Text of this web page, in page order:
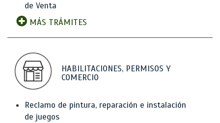
de Venta
MÁS TRÁMITES
HABILITACIONES, PERMISOS Y
COMERCIO
Reclamo de pintura, reparación e instalación
de juegos